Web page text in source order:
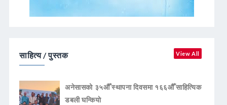
साहित्य / पुस्तक View All
अनेसासको ३५औँ स्थापना दिवसमा १६६औँ साहित्यिक
डबली घन्कियाे